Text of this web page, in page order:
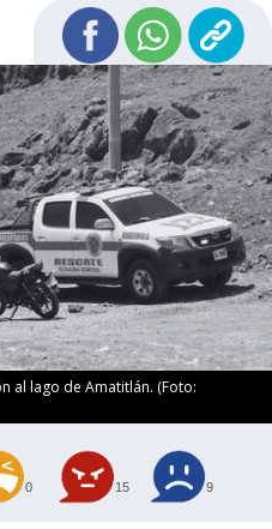
al lago de Amatitlán. (Foto:
0 15 9